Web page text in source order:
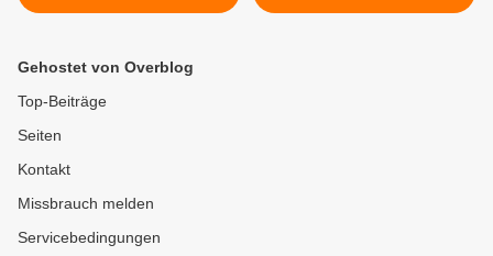
Gehostet von Overblog
Top-Beiträge
Seiten
Kontakt
Missbrauch melden
Servicebedingungen